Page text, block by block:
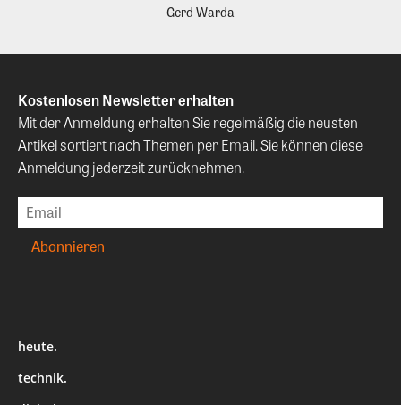
Gerd Warda
Kostenlosen Newsletter erhalten
Mit der Anmeldung erhalten Sie regelmäßig die neusten
Artikel sortiert nach Themen per Email. Sie können diese
Anmeldung jederzeit zurücknehmen.
heute.
technik.